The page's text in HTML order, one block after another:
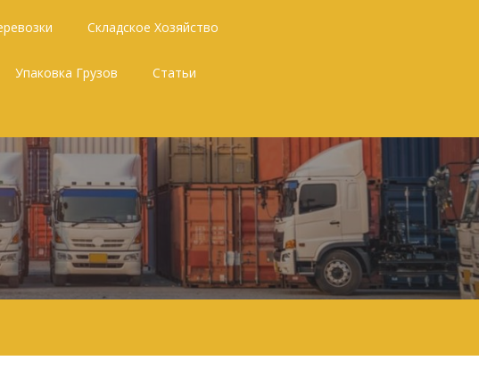
Складское Хозяйство
Упаковка Грузов Статьи